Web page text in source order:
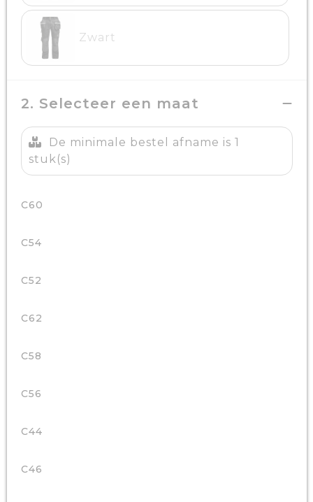
Zwart
2. Selecteer een maat
De minimale bestel afname is 1
stuk(s)
C60
C54
C52
C62
C58
C56
C44
C46